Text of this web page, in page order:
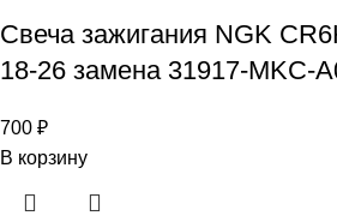
Свеча зажигания NGK
18-26 замена 31917-MKC-
700 ₽
В корзину